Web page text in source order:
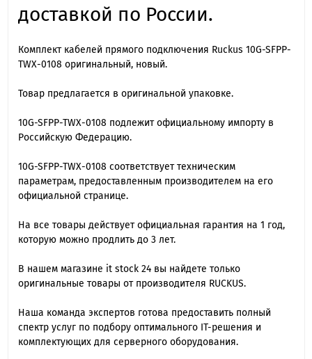
доставкой по России.
Комплект кабелей прямого подключения Ruckus 10G-SFPP-
TWX-0108 оригинальный, новый.
Товар предлагается в оригинальной упаковке.
10G-SFPP-TWX-0108 подлежит официальному импорту в
Российскую Федерацию.
10G-SFPP-TWX-0108 cоответствует техническим
параметрам, предоставленным производителем на его
официальной странице.
На все товары действует официальная гарантия на 1 год,
которую можно продлить до 3 лет.
В нашем магазине it stock 24 вы найдете только
оригинальные товары от производителя RUCKUS.
Наша команда экспертов готова предоставить полный
спектр услуг по подбору оптимального IT-решения и
комплектующих для серверного оборудования.